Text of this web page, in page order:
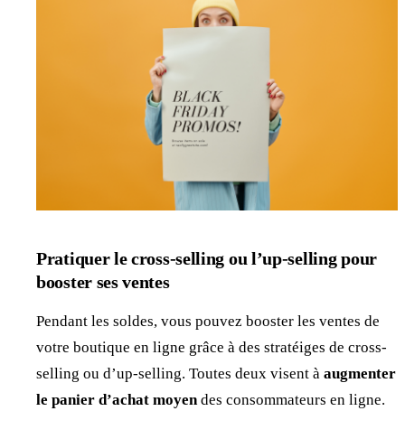
Pratiquer le cross-selling ou l’up-selling pour
booster ses ventes
Pendant les soldes, vous pouvez booster les ventes de
votre boutique en ligne grâce à des stratéiges de cross-
selling ou d’up-selling. Toutes deux visent à augmenter
le panier d’achat moyendes consommateurs en ligne.